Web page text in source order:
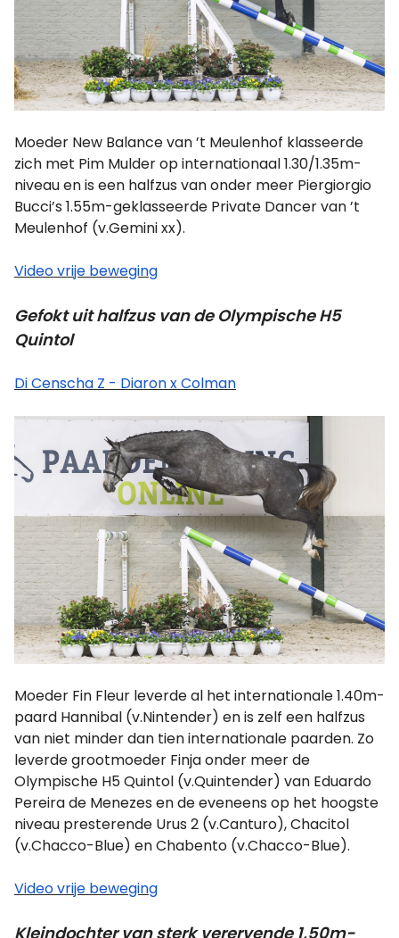
Moeder New Balance van ’t Meulenhof klasseerde
zich met Pim Mulder op internationaal 1.30/1.35m-
niveau en is een halfzus van onder meer Piergiorgio
Bucci’s 1.55m-geklasseerde Private Dancer van ’t
Meulenhof (v.Gemini xx).
Video vrije beweging
Gefokt uit halfzus van de Olympische H5
Quintol
Di Censcha Z - Diaron x Colman
Moeder Fin Fleur leverde al het internationale 1.40m-
paard Hannibal (v.Nintender) en is zelf een halfzus
van niet minder dan tien internationale paarden. Zo
leverde grootmoeder Finja onder meer de
Olympische H5 Quintol (v.Quintender) van Eduardo
Pereira de Menezes en de eveneens op het hoogste
niveau presterende Urus 2 (v.Canturo), Chacitol
(v.Chacco-Blue) en Chabento (v.Chacco-Blue).
Video vrije beweging
Kleindochter van sterk verervende 1,50m-